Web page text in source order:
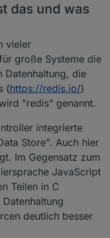
das und was
vieler
große Systeme die
Datenhaltung, die
(https://redis.io/)
"redis" genannt.
integrierte
Store". Auch hier
Im Gegensatz zum
JavaScript
Teilen in C
deutlich besser